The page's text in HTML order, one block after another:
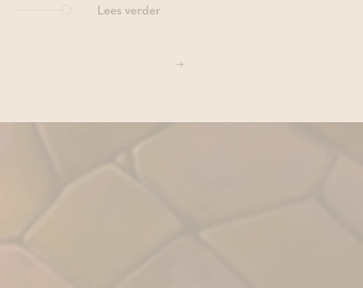
Lees verder